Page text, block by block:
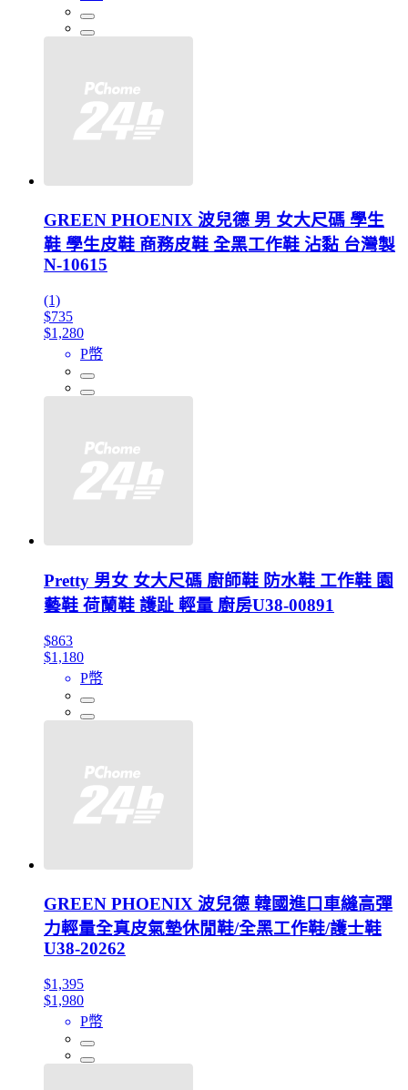
GREEN PHOENIX 波兒德 男 女大尺碼 學生
鞋 學生皮鞋 商務皮鞋 全黑工作鞋 沾黏 台灣製
N-10615
(1)
$735
$1,280
P幣
Pretty 男女 女大尺碼 廚師鞋 防水鞋 工作鞋 園
藝鞋 荷蘭鞋 護趾 輕量 廚房U38-00891
$863
$1,180
P幣
GREEN PHOENIX 波兒德 韓國進口車縫高彈
力輕量全真皮氣墊休閒鞋/全黑工作鞋/護士鞋
U38-20262
$1,395
$1,980
P幣